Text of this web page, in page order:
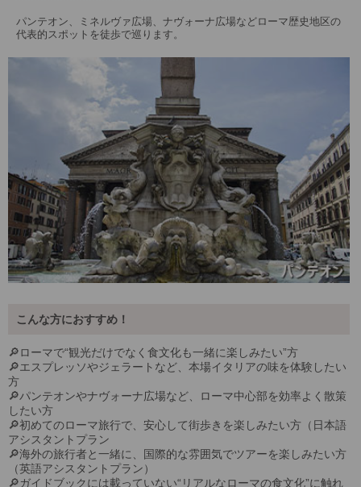
パンテオン、ミネルヴァ広場、ナヴォーナ広場などローマ歴史地区の
代表的スポットを徒歩で巡ります。
こんな方におすすめ！
🔎ローマで“観光だけでなく食文化も一緒に楽しみたい”方
🔎エスプレッソやジェラートなど、本場イタリアの味を体験したい
方
🔎パンテオンやナヴォーナ広場など、ローマ中心部を効率よく散策
したい方
🔎初めてのローマ旅行で、安心して街歩きを楽しみたい方（日本語
アシスタントプラン
🔎海外の旅行者と一緒に、国際的な雰囲気でツアーを楽しみたい方
（英語アシスタントプラン）
🔎ガイドブックには載っていない“リアルなローマの食文化”に触れ